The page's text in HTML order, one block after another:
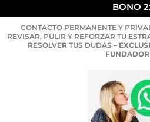
BONO 2:
CONTACTO PERMANENTE Y
REVISAR, PULIR Y REFORZAR TU
RESOLVER TUS DUDAS –